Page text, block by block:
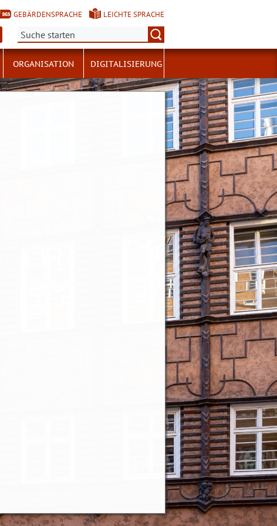
GEBÄRDENSPRACHE LEICHTE SPRACHE
Suche:
ORGANISATION DIGITALISIERUNG